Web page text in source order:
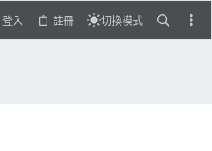
登入 註冊 切換模式